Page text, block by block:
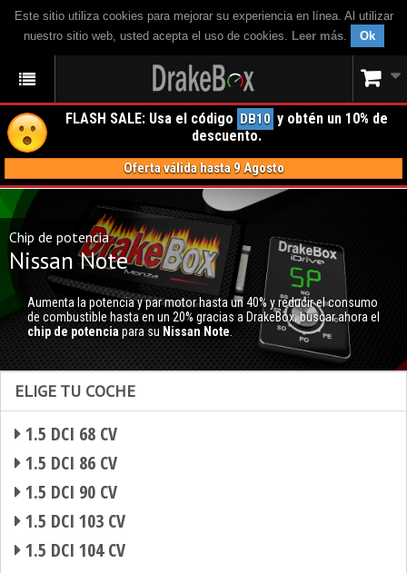
Este sitio utiliza cookies para mejorar su experiencia en línea. Al utilizar
nuestro sitio web, usted acepta el uso de cookies. Leer más. Ok
FLASH SALE: Usa el código DB10 y obtén un 10% de
descuento.
Oferta válida hasta 9 Agosto
Chip de potencia
Nissan Note
Aumenta la potencia y par motor hasta un 40% y reducir el consumo
de combustible hasta en un 20% gracias a DrakeBox; buscar ahora el
chip de potencia para su Nissan Note
ELIGE TU COCHE
1.5 DCI 68 CV
1.5 DCI 86 CV
1.5 DCI 90 CV
1.5 DCI 103 CV
1.5 DCI 104 CV